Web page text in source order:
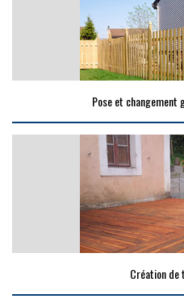
Pose et
Création